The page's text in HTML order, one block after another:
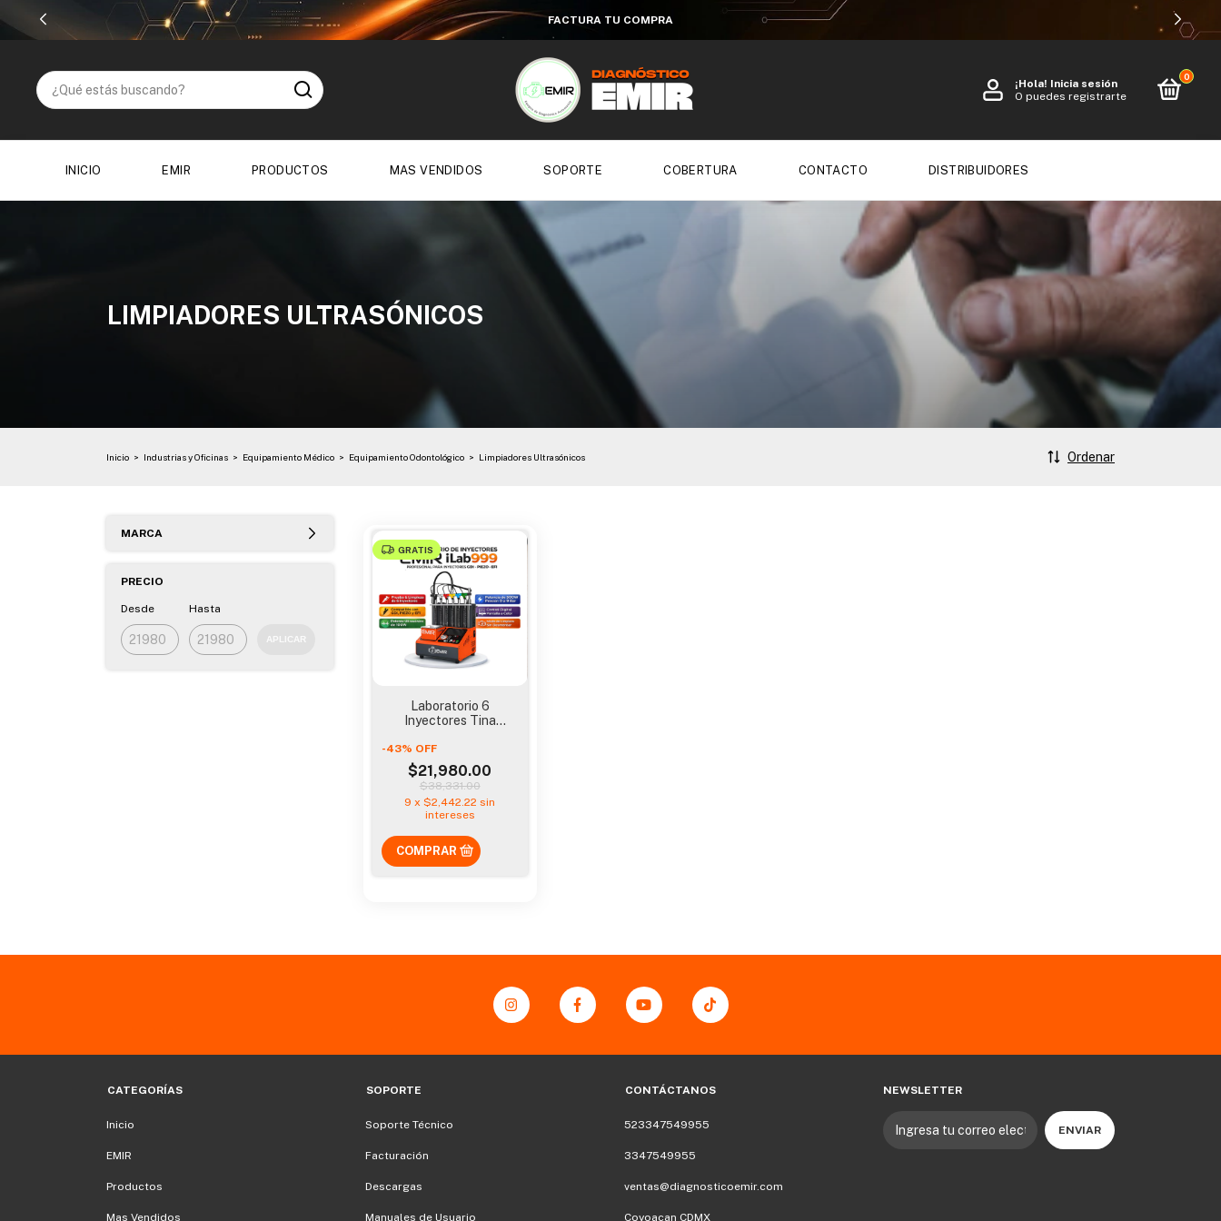
FACTURA TU COMPRA
¡Hola! Inicia sesión
O puedes registrarte
0
INICIO EMIR PRODUCTOS MAS VENDIDOS SOPORTE COBERTURA CONTACTO DISTRIBUIDORES
LIMPIADORES ULTRASÓNICOS
Inicio > Industrias y Oficinas > Equipamiento Médico > Equipamiento Odontológico > Limpiadores Ultrasónicos Ordenar
MARCA
PRECIO
Desde Hasta
APLICAR
GRATIS
Laboratorio 6
Inyectores Tina
999 Gdi
-43% OFF
$21,980.00
$38,331.00
9 x$2,442.22 sin
intereses
CATEGORÍAS
Inicio
EMIR
Productos
Mas Vendidos
SOPORTE
Soporte Técnico
Facturación
Descargas
Manuales de Usuario
CONTÁCTANOS
523347549955
3347549955
ventas@diagnosticoemir.com
Coyoacan CDMX
NEWSLETTER